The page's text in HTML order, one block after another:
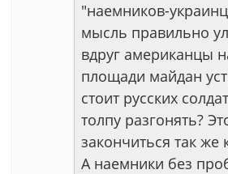
"наемников-
мысль правильно
вдруг американцы
площади майдан
стоит русских
толпу разгонять?
закончиться так же
А наемники без